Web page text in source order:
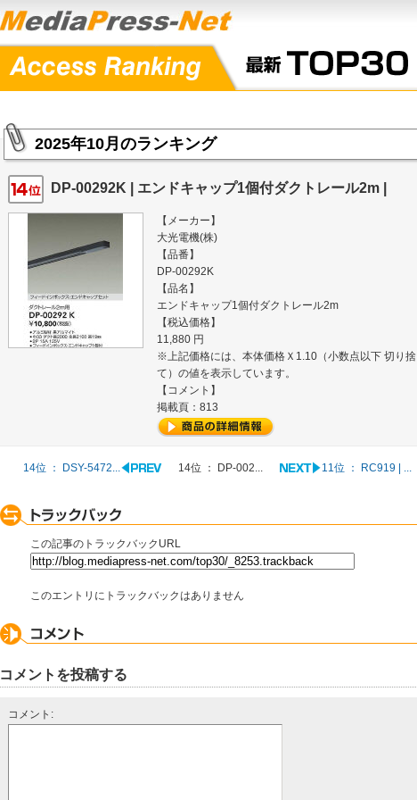
2025年10月のランキング
DP-00292K | エンドキャップ1個付ダクトレール2m |
【メーカー】
大光電機(株)
【品番】
DP-00292K
【品名】
エンドキャップ1個付ダクトレール2m
【税込価格】
11,880 円
※上記価格には、本体価格Ｘ1.10（小数点以下 切り捨
て）の値を表示しています。
【コメント】
掲載頁：813
14位 ： DSY-5472... 14位 ： DP-002... 11位 ： RC919 | ...
この記事のトラックバックURL
このエントリにトラックバックはありません
コメントを投稿する
コメント: